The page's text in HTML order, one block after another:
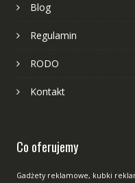
Blog
Regulamin
RODO
Kontakt
Co oferujemy
Gadżety reklamowe, kubki